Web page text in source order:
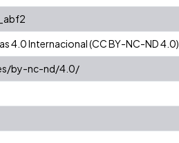
4.0 Internacional (CC BY-NC-ND 4.0)
by-nc-nd/4.0/